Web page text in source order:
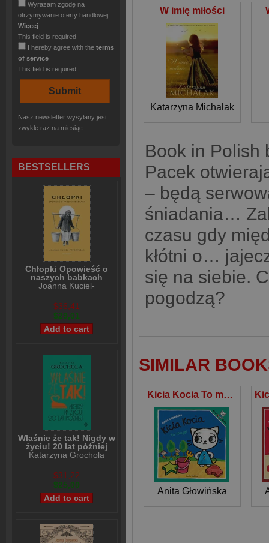
Wyrażam zgodę na
otrzymywanie oferty handlowej.
Więcej
This field is required
I hereby agree with the terms
of service
This field is required
Nasz newsletter wysyłany jest
zwykle raz na miesiąc.
BESTSELLERS
Chłopki Opowieść o
naszych babkach
Joanna Kuciel-
$36,41
$29,01
Właśnie że tak! Nigdy w
życiu! 20 lat później
Katarzyna Grochola
$31,22
$25,00
W imię miłości
Katarzyna Michalak
Book in Polish
Pacek
– będą
śniadania…
czasu gdy
kłótni o…
się na siebie.
pogodzą?
SIMILAR
Kicia Kocia To moje!
Anita Głowińska